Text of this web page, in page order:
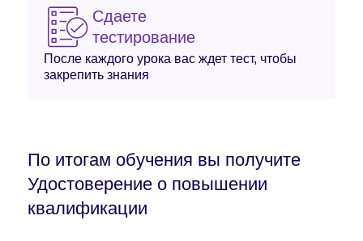
Сдаете
тестирование
После каждого урока вас ждет тест, чтобы
закрепить знания
По итогам обучения вы получите
Удостоверение о повышении
квалификации